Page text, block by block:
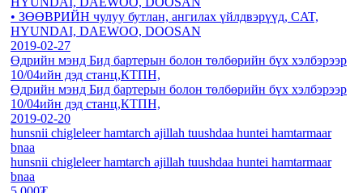
• ЗӨӨВРИЙН чулуу бутлан, ангилах үйлдвэрүүд, CAT,
HYUNDAI, DAEWOO, DOOSAN
2019-02-27
Өдрийн мэнд Бид бартерын болон төлбөрийн бүх хэлбэрээр
10/04ийн дэд станц,КТПН,
Өдрийн мэнд Бид бартерын болон төлбөрийн бүх хэлбэрээр
10/04ийн дэд станц,КТПН,
2019-02-20
hunsnii chigleleer hamtarch ajillah tuushdaa huntei hamtarmaar
bnaa
hunsnii chigleleer hamtarch ajillah tuushdaa huntei hamtarmaar
bnaa